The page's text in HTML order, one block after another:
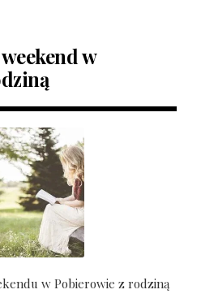
w
w Pobierowie z rodziną